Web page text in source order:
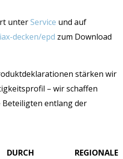
unterService und auf
decken/epd zum Download
stärken wir
– wir schaffen
entlang der
REGIONALE